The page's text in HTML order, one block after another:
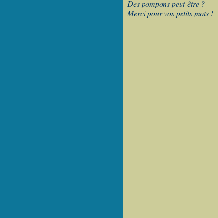
Des pompons peut-être ?
Merci pour vos petits mots !